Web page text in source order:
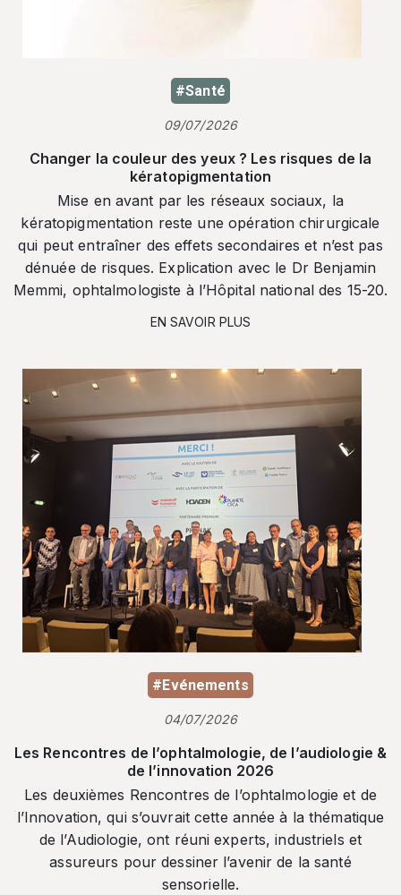
#Santé
09/07/2026
Changer la couleur des yeux ? Les risques de la
kératopigmentation
Mise en avant par les réseaux sociaux, la
kératopigmentation reste une opération chirurgicale
qui peut entraîner des effets secondaires et n’est pas
dénuée de risques. Explication avec le Dr Benjamin
Memmi, ophtalmologiste à l’Hôpital national des 15-20.
EN SAVOIR PLUS
#Evénements
04/07/2026
Les Rencontres de l’ophtalmologie, de l’audiologie &
de l’innovation 2026
Les deuxièmes Rencontres de l’ophtalmologie et de
l’Innovation, qui s’ouvrait cette année à la thématique
de l’Audiologie, ont réuni experts, industriels et
assureurs pour dessiner l’avenir de la santé
sensorielle.